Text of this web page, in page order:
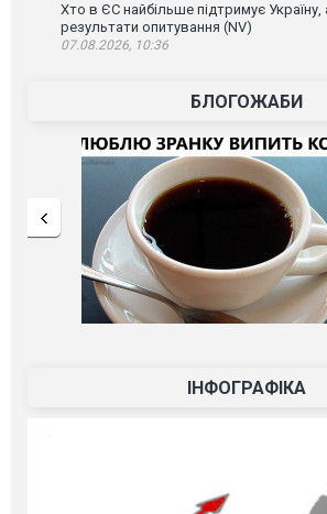
Хто в ЄС найбільше підтримує
результати опитування (NV)
07.08.2026, 10:36
БЛОГОЖАБИ
ІНФОГРАФІКА